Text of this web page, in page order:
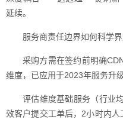
延续。
服务商责任边界如何科学
采购方需在签约前明确
维度，已应用于2023年服务升级
评估维度基础服务（行业
效客户提交工单后，2小时内人